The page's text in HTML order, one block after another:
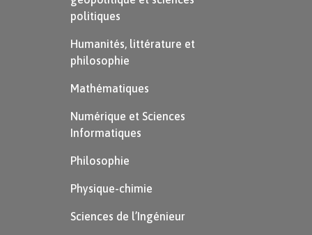
politiques
Humanités, littérature et
philosophie
Mathématiques
Numérique et Sciences
Informatiques
Philosophie
Physique-chimie
Sciences de l’Ingénieur